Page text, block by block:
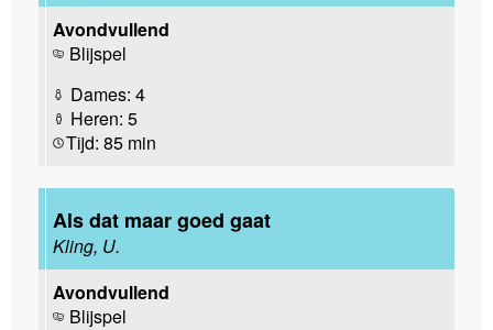
Avondvullend
Blijspel
Dames: 4
Heren: 5
Tijd: 85 min
Als dat maar goed gaat
Kling, U.
Avondvullend
Blijspel